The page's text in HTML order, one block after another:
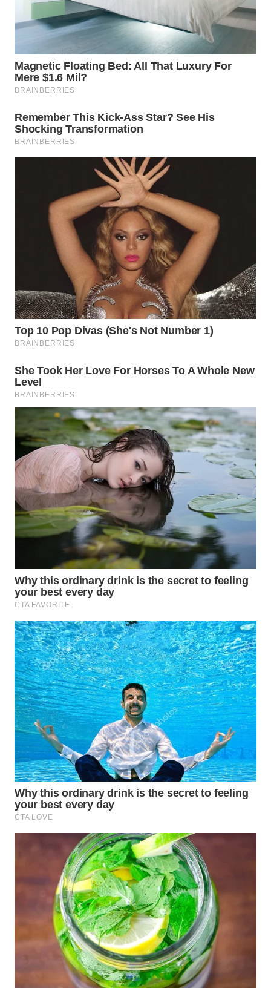
MAJALENGKA
WN
WN
SUKABUMI
WN
PRIANGAN
TIMUR
SEMARANG
WN
SOLO
WN
BOROBUDUR
WN
MADURA
WN
SURABAYA
NATUNA
WN
MANDALIKA
WN
LIKUPANG
WN
LABUANBAJO
WN
BORNEO
Wahana
Media
Group
WAHANA
NEWS
WAHANA
ADVOKAT
WAHANA
INFRASTRUKTUR